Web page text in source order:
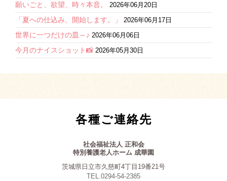
願いごと、欲望、時々本音。 2026年06月20日
「夏への仕込み、開始します。」 2026年06月17日
世界に一つだけの皿～♪ 2026年06月06日
今月のナイスショット📸 2026年05月30日
各種ご連絡先
社会福祉法人 正和会
特別養護老人ホーム 成華園
茨城県日立市久慈町4丁目19番21号
TEL.0294-54-2385